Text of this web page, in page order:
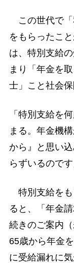
この世代で「
をもらったこ
は、特別支給
まり「年金を
士」こと社会
「特別支給を
まる。年金機
から』と思い
らずいるのです
特別支給をも
ると、「年金
続きのご案内
65歳から年金
に受給漏れに